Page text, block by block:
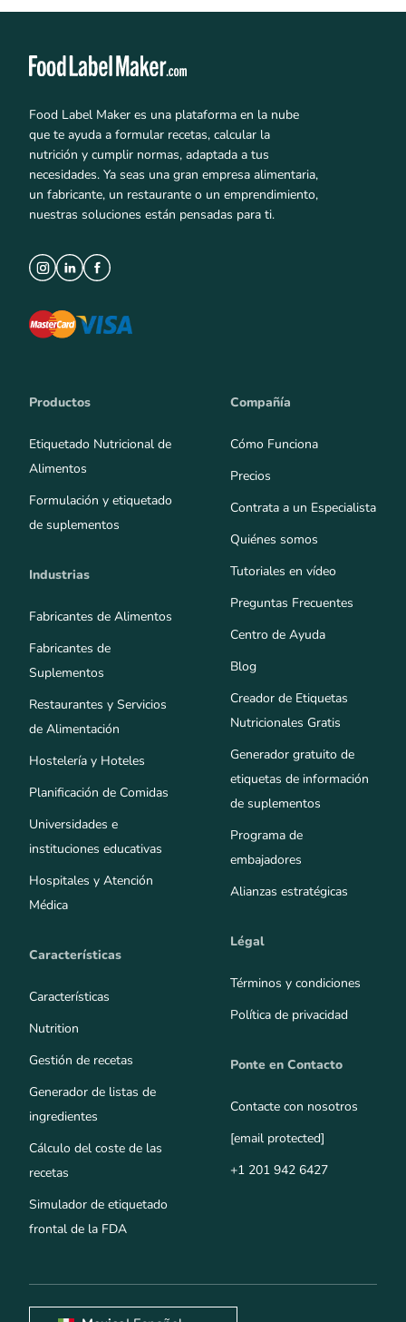
Food Label Maker es una plataforma en la nube
que te ayuda a formular recetas, calcular la
nutrición y cumplir normas, adaptada a tus
necesidades. Ya seas una gran empresa alimentaria,
un fabricante, un restaurante o un emprendimiento,
nuestras soluciones están pensadas para ti.
Productos
Etiquetado Nutricional de
Alimentos
Formulación y etiquetado
de suplementos
Industrias
Fabricantes de Alimentos
Fabricantes de
Suplementos
Restaurantes y Servicios
de Alimentación
Hostelería y Hoteles
Planificación de Comidas
Universidades e
instituciones educativas
Hospitales y Atención
Médica
Características
Características
Nutrition
Gestión de recetas
Generador de listas de
ingredientes
Cálculo del coste de las
recetas
Simulador de etiquetado
frontal de la FDA
Compañía
Cómo Funciona
Precios
Contrata a un Especialista
Quiénes somos
Tutoriales en vídeo
Preguntas Frecuentes
Centro de Ayuda
Blog
Creador de Etiquetas
Nutricionales Gratis
Generador gratuito de
etiquetas de información
de suplementos
Programa de
embajadores
Alianzas estratégicas
Légal
Términos y condiciones
Política de privacidad
Ponte en Contacto
Contacte con nosotros
[email protected]
+1 201 942 6427